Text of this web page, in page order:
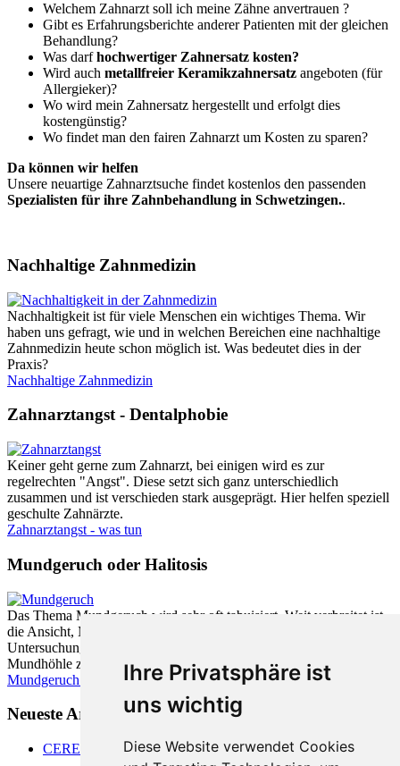
Ihre Privatsphäre ist
uns wichtig
Diese Website verwendet Cookies
Welchem Zahnarzt soll ich meine Zähne anvertrauen ?
Gibt es Erfahrungsberichte anderer Patienten mit der gleichen
Behandlung?
Was darfhochwertiger Zahnersatz kosten?
Wird auch metallfreier Keramikzahnersatz angeboten (für
Allergieker)?
Wo wird mein Zahnersatz hergestellt und erfolgt dies
kostengünstig?
Wo findet man den fairen Zahnarzt um Kosten zu sparen?
Da können wir helfen
Unsere neuartige Zahnarztsuche findet kostenlos den passenden
Spezialisten für ihre Zahnbehandlung in Schwetzingen..
Nachhaltige Zahnmedizin
Nachhaltigkeit ist für viele Menschen ein wichtiges Thema. Wir
haben uns gefragt, wie und in welchen Bereichen eine nachhaltige
Zahnmedizin heute schon möglich ist. Was bedeutet dies in der
Praxis?
Nachhaltige Zahnmedizin
Zahnarztangst - Dentalphobie
Keiner geht gerne zum Zahnarzt, bei einigen wird es zur
regelrechten "Angst". Diese setzt sich ganz unterschiedlich
zusammen und ist verschieden stark ausgeprägt. Hier helfen speziell
geschulte Zahnärzte.
Zahnarztangst - was tun
Mundgeruch oder Halitosis
Das Thema Mundgeruch wird sehr oft tabuisiert. Weit verbreitet ist
die Ansicht, Mundgeruch würde vom Magen verursacht. Neueste
Untersuchungen zeigen jedoch, dass zu fast 90% die Ursache in der
Mundhöhle zu finden ist.
Mundgeruch - was hilft
Neueste Artikel:
CEREC